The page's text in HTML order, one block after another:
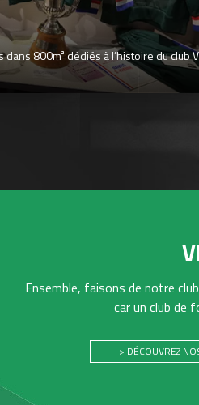
800m² dédiés à l’histoire du club
Ensemble, faisons de notre
car un club de
> DÉCOUVREZ